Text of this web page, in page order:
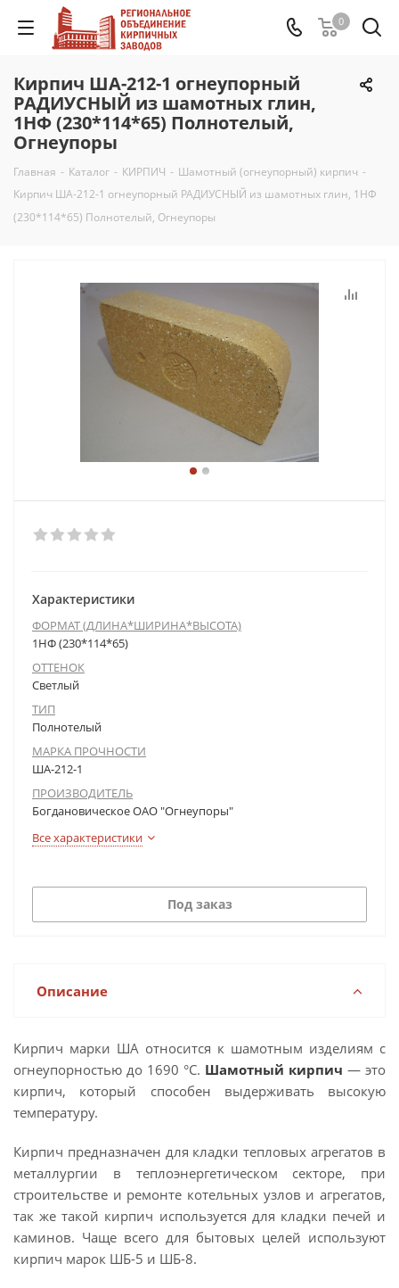
0
Кирпич ША-212-1 огнеупорный
РАДИУСНЫЙ из шамотных глин,
1НФ (230*114*65) Полнотелый,
Огнеупоры
Главная - Каталог - КИРПИЧ - Шамотный (огнеупорный) кирпич -
Кирпич ША-212-1 огнеупорный РАДИУСНЫЙ из шамотных глин, 1НФ
(230*114*65) Полнотелый, Огнеупоры
Характеристики
ФОРМАТ (ДЛИНА*ШИРИНА*ВЫСОТА)
1НФ (230*114*65)
ОТТЕНОК
Светлый
ТИП
Полнотелый
МАРКА ПРОЧНОСТИ
ША-212-1
ПРОИЗВОДИТЕЛЬ
Богдановическое ОАО "Огнеупоры"
Все характеристики
Под заказ
Описание
Кирпич марки ША относится к шамотным изделиям с
огнеупорностью до 1690 °С. Шамотный кирпич — это
кирпич, который способен выдерживать высокую
температуру.
Кирпич предназначен для кладки тепловых агрегатов в
металлургии в теплоэнергетическом секторе, при
строительстве и ремонте котельных узлов и агрегатов,
так же такой кирпич используется для кладки печей и
каминов. Чаще всего для бытовых целей используют
кирпич марок ШБ-5 и ШБ-8.